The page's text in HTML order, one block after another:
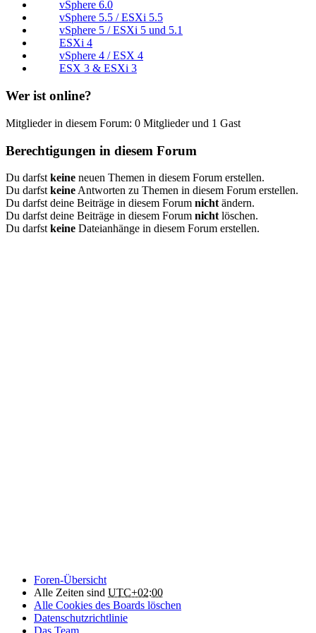
vSphere 6.0
vSphere 5.5 / ESXi 5.5
vSphere 5 / ESXi 5 und 5.1
ESXi 4
vSphere 4 / ESX 4
ESX 3 & ESXi 3
Wer ist online?
Mitglieder in diesem Forum: 0 Mitglieder und 1 Gast
Berechtigungen in diesem Forum
Du darfst keine neuen Themen in diesem Forum erstellen.
Du darfst keine Antworten zu Themen in diesem Forum erstellen.
Du darfst deine Beiträge in diesem Forum nicht ändern.
Du darfst deine Beiträge in diesem Forum nicht löschen.
Du darfst keine Dateianhänge in diesem Forum erstellen.
Foren-Übersicht
Alle Zeiten sind UTC+02:00
Alle Cookies des Boards löschen
Datenschutzrichtlinie